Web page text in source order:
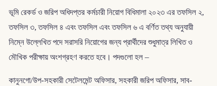
ভূমি রেকর্ড ও জরিপ অধিদপ্তর কর্মচারী নিয়োগ বিধিমালা ২০২৩ এর তফসিল ২,
তফসিল ৩, তফসিল ৪ এবং তফসিল এবং তফসিল ৬ এ বর্ণিত তথ্য অনুযায়ী
নিম্নে উল্লেখিত পদে সরাসরি নিয়োগের জন্য প্রার্থীদের শুধুমাত্র লিখিত ও
মৌখিক পরীক্ষায় অংশগ্রহণ করতে হবে। পদগুলো হল –
কানুনগো/উপ-সহকারী সেটেলমেন্ট অফিসার, সহকারী জরিপ অফিসার, সাব-